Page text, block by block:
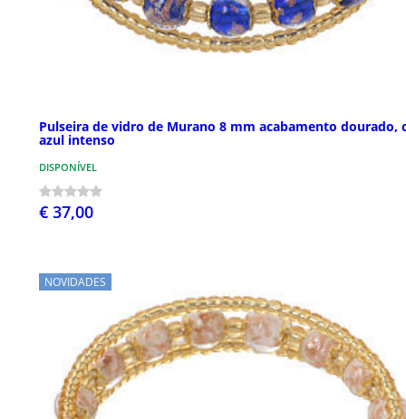
Pulseira de vidro de Murano 8 mm acabamento dourado,
azul intenso
DISPONÍVEL
€ 37,00
NOVIDADES